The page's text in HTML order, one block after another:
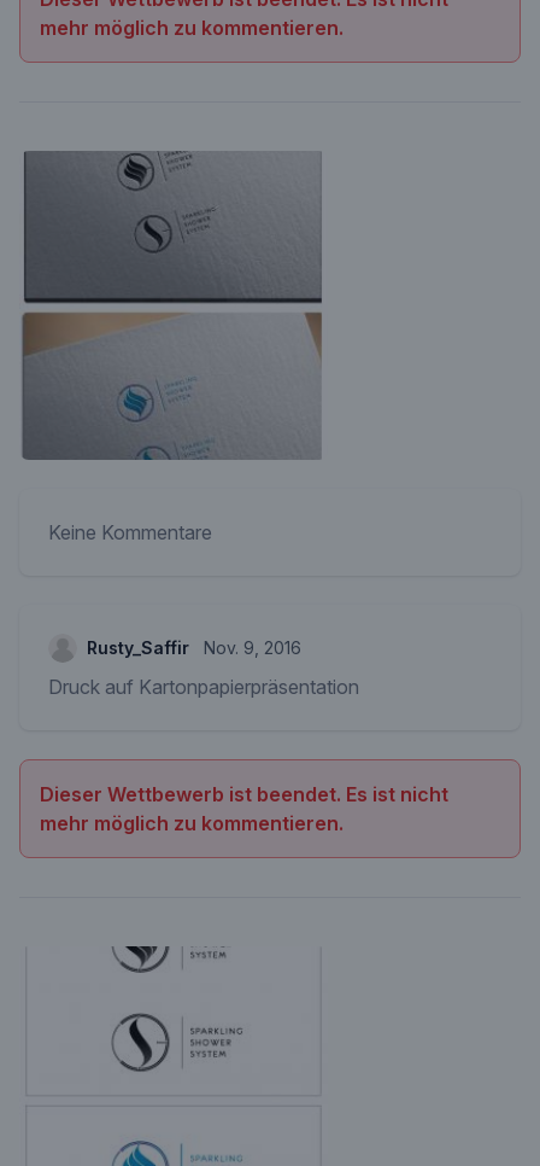
mehr möglich zu kommentieren.
Keine Kommentare
Rusty_Saffir Nov. 9, 2016
Druck auf Kartonpapierpräsentation
Dieser Wettbewerb ist beendet. Es ist nicht
mehr möglich zu kommentieren.